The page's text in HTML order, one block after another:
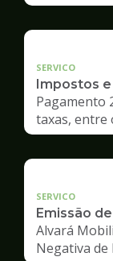
SERVICO
Impostos e
Pagamento
taxas, entre
SERVICO
Emissão
Alvará
Negativa de